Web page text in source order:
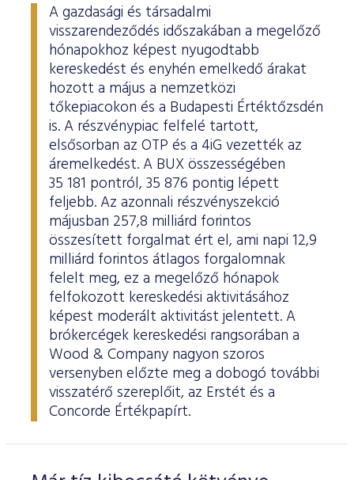
A gazdasági és társadalmi
visszarendeződés időszakában a megelőző
hónapokhoz képest nyugodtabb
kereskedést és enyhén emelkedő árakat
hozott a május a nemzetközi
tőkepiacokon és a Budapesti Értéktőzsdén
is. A részvénypiac felfelé tartott,
elsősorban az OTP és a 4iG vezették az
áremelkedést. A BUX összességében
35 181 pontról, 35 876 pontig lépett
feljebb. Az azonnali részvényszekció
májusban 257,8 milliárd forintos
összesített forgalmat ért el, ami napi 12,9
milliárd forintos átlagos forgalomnak
felelt meg, ez a megelőző hónapok
felfokozott kereskedési aktivitásához
képest moderált aktivitást jelentett. A
brókercégek kereskedési rangsorában a
Wood & Company nagyon szoros
versenyben előzte meg a dobogó további
visszatérő szereplőit, az Erstét és a
Concorde Értékpapírt.